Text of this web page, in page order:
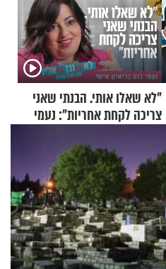
"לא שאלו אותי. הבנתי שאני
צריכה לקחת אחריות": נעמי